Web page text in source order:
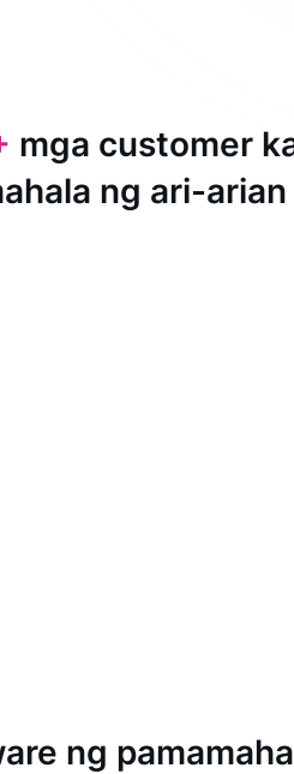
mga customer
ng ari-
ng